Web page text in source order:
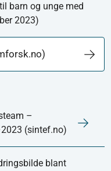
barn og unge med
2023)
–
(sintef.no)
blant